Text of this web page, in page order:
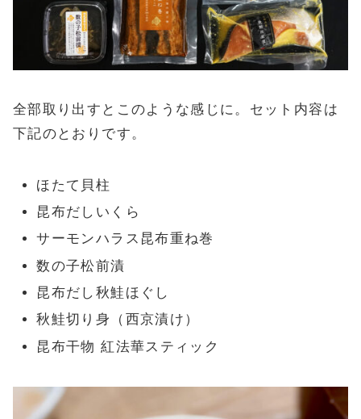
全部取り出すとこのような感じに。セット内容は
下記のとおりです。
ほたて貝柱
昆布だしいくら
サーモンハラス昆布重ね巻
数の子松前漬
昆布だし秋鮭ほぐし
秋鮭切り身（西京漬け）
昆布干物 紅法華スティック